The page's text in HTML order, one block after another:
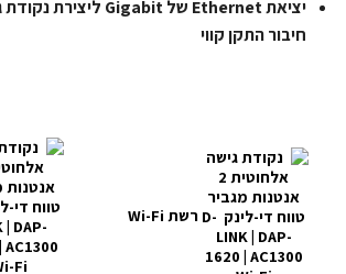
חיבור התקן קווי
רשת Wi-Fi